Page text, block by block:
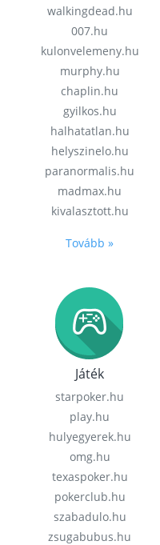
walkingdead.hu
007.hu
kulonvelemeny.hu
murphy.hu
chaplin.hu
gyilkos.hu
halhatatlan.hu
helyszinelo.hu
paranormalis.hu
madmax.hu
kivalasztott.hu
Tovább »
Játék
starpoker.hu
play.hu
hulyegyerek.hu
omg.hu
texaspoker.hu
pokerclub.hu
szabadulo.hu
zsugabubus.hu